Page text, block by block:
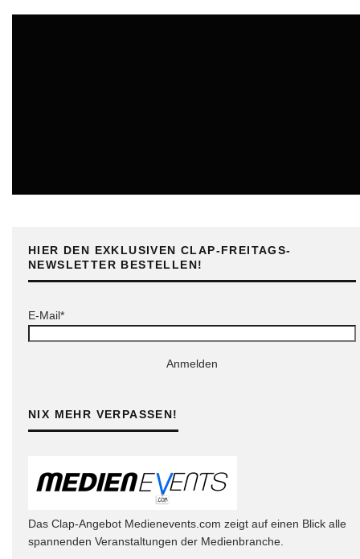
HIER DEN EXKLUSIVEN CLAP-FREITAGS-
NEWSLETTER BESTELLEN!
E-Mail*
Anmelden
NIX MEHR VERPASSEN!
Das Clap-Angebot Medienevents.com zeigt auf einen Blick alle
spannenden Veranstaltungen der Medienbranche.